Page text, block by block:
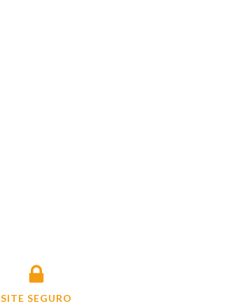
SITE SEGURO